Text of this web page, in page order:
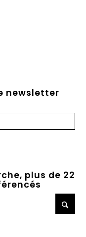
newsletter
plus de 22